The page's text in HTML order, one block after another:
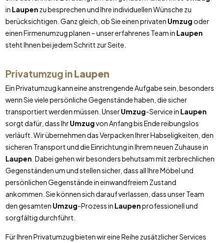
in Laupen zu besprechen und Ihre individuellen Wünsche zu
berücksichtigen. Ganz gleich, ob Sie einen privaten Umzugoder
einen Firmenumzug planen – unser erfahrenes Team in Laupen
steht Ihnen bei jedem Schritt zur Seite.
Privatumzug in Laupen
Ein Privatumzug kann eine anstrengende Aufgabe sein, besonders
wenn Sie viele persönliche Gegenstände haben, die sicher
transportiert werden müssen. UnserUmzug-Service in Laupen
sorgt dafür, dass IhrUmzugvon Anfang bis Ende reibungslos
verläuft. Wir übernehmen das Verpacken Ihrer Habseligkeiten, den
sicheren Transport und die Einrichtung in Ihrem neuen Zuhause in
Laupen . Dabei gehen wir besonders behutsam mit zerbrechlichen
Gegenständen um und stellen sicher, dass all Ihre Möbel und
persönlichen Gegenstände in einwandfreiem Zustand
ankommen. Sie können sich darauf verlassen, dass unser Team
den gesamten Umzug-Prozess in Laupenprofessionell und
sorgfältig durchführt.
Für Ihren Privatumzug bieten wir eine Reihe zusätzlicher Services